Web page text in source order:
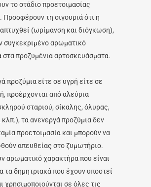
το στάδιο προετοιμασίας
Προσφέρουν τη σιγουριά ότι η
(ωρίμανση και διόγκωση),
συγκεκριμένο αρωματικό
στα προζυμένια αρτοσκευάσματα.
προζύμια είτε σε υγρή είτε σε
προέρχονται από αλεύρια
σταριού, σίκαλης, όλυρας,
κλπ.), τα ανενεργά προζύμια δεν
προετοιμασία και μπορούν να
απευθείας στο ζυμωτήριο.
αρωματικό χαρακτήρα που είναι
τα δημητριακά που έχουν υποστεί
χρησιμοποιούνται σε όλες τις